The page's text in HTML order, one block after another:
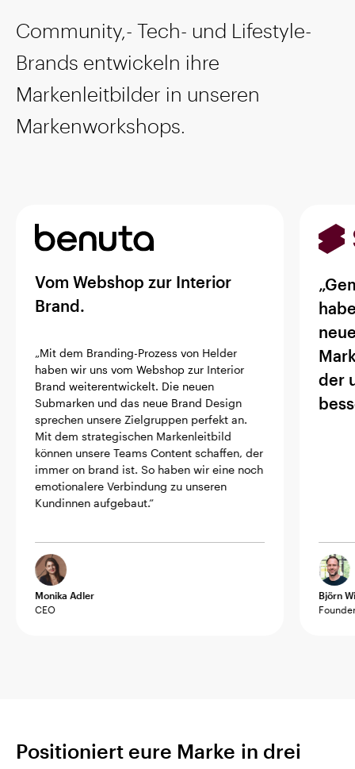
Community,- Tech- und Lifestyle-
Brands entwickeln ihre
Markenleitbilder in unseren
Markenworkshops.
Vom Webshop zur Interior
Brand.
„Mit dem Branding-Prozess von Helder
haben wir uns vom Webshop zur Interior
Brand weiterentwickelt. Die neuen
Submarken und das neue Brand Design
sprechen unsere Zielgruppen perfekt an.
Mit dem strategischen Markenleitbild
können unsere Teams Content schaffen, der
immer on brand ist. So haben wir eine noch
emotionalere Verbindung zu unseren
Kundinnen aufgebaut.“
Monika Adler
CEO
der
Björn
Positioniert eure Marke in drei